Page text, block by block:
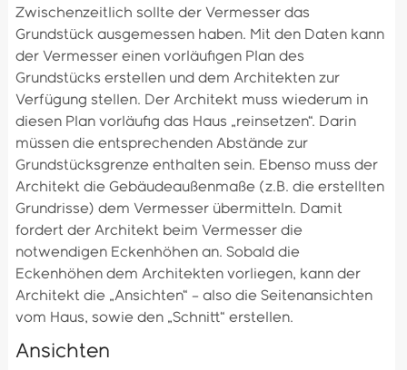
Zwischenzeitlich sollte der Vermesser das
Grundstück ausgemessen haben. Mit den Daten kann
der Vermesser einen vorläufigen Plan des
Grundstücks erstellen und dem Architekten zur
Verfügung stellen. Der Architekt muss wiederum in
diesen Plan vorläufig das Haus „reinsetzen“. Darin
müssen die entsprechenden Abstände zur
Grundstücksgrenze enthalten sein. Ebenso muss der
Architekt die Gebäudeaußenmaße (z.B. die erstellten
Grundrisse) dem Vermesser übermitteln. Damit
fordert der Architekt beim Vermesser die
notwendigen Eckenhöhen an. Sobald die
Eckenhöhen dem Architekten vorliegen, kann der
Architekt die „Ansichten“ – also die Seitenansichten
vom Haus, sowie den „Schnitt“ erstellen.
Ansichten